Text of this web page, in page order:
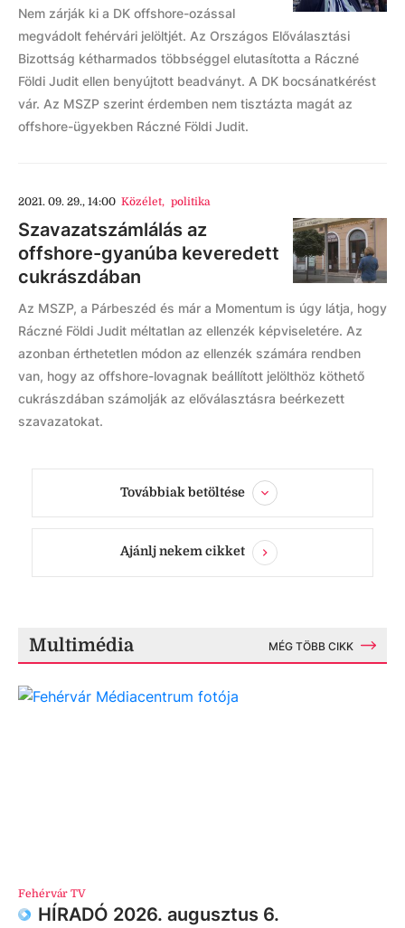
Nem zárják ki a DK offshore-ozással
megvádolt fehérvári jelöltjét. Az Országos Előválasztási
Bizottság kétharmados többséggel elutasította a Ráczné
Földi Judit ellen benyújtott beadványt. A DK bocsánatkérést
vár. Az MSZP szerint érdemben nem tisztázta magát az
offshore-ügyekben Ráczné Földi Judit.
2021. 09. 29., 14:00 Közélet, politika
Szavazatszámlálás az
offshore-gyanúba keveredett
cukrászdában
Az MSZP, a Párbeszéd és már a Momentum is úgy látja, hogy
Ráczné Földi Judit méltatlan az ellenzék képviseletére. Az
azonban érthetetlen módon az ellenzék számára rendben
van, hogy az offshore-lovagnak beállított jelölthöz köthető
cukrászdában számolják az előválasztásra beérkezett
szavazatokat.
Továbbiak betöltése
Ajánlj nekem cikket
Multimédia MÉG TÖBB CIKK
Fehérvár TV
HÍRADÓ 2026. augusztus 6.